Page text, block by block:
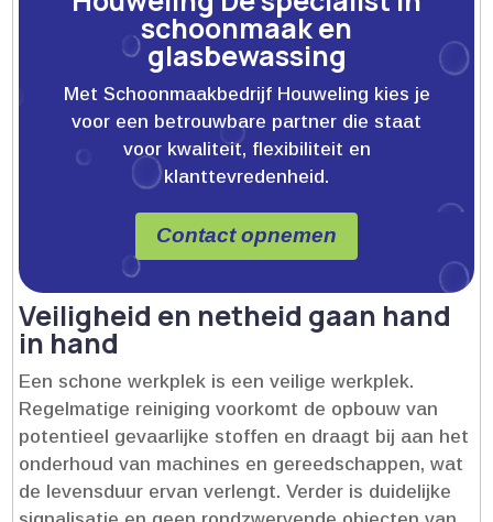
schoonmaak en
glasbewassing
Met Schoonmaakbedrijf Houweling kies je
voor een betrouwbare partner die staat
voor kwaliteit, flexibiliteit en
klanttevredenheid.
Contact opnemen
Veiligheid en netheid gaan hand
in hand
Een schone werkplek is een veilige werkplek.​
Regelmatige reiniging voorkomt de opbouw van
potentieel gevaarlijke stoffen en draagt bij aan het
onderhoud van machines en gereedschappen, wat
de levensduur ervan verlengt.​ Verder is duidelijke